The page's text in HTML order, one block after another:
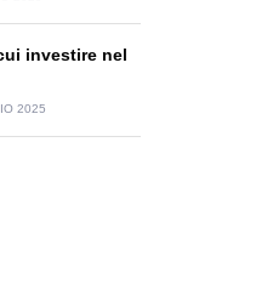
investire nel
2025